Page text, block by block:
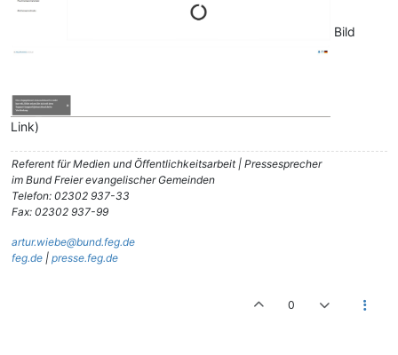
Bild
Link)
Referent für Medien und Öffentlichkeitsarbeit | Pressesprecher
im Bund Freier evangelischer Gemeinden
Telefon: 02302 937-33
Fax: 02302 937-99
artur.wiebe@bund.feg.de
feg.de | presse.feg.de
0